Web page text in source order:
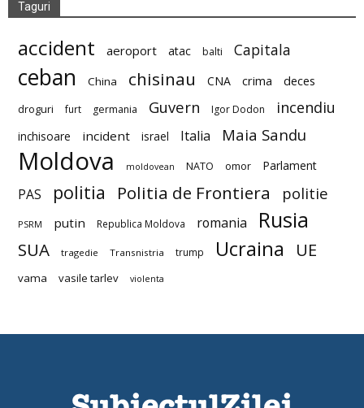
Taguri
accident aeroport atac balti Capitala
ceban China chisinau CNA crima deces
droguri furt germania Guvern Igor Dodon incendiu
inchisoare incident israel Italia Maia Sandu
Moldova moldovean NATO omor Parlament
PAS politia Politia de Frontiera politie
PSRM putin Republica Moldova romania Rusia
SUA tragedie Transnistria trump Ucraina UE
vama vasile tarlev violenta